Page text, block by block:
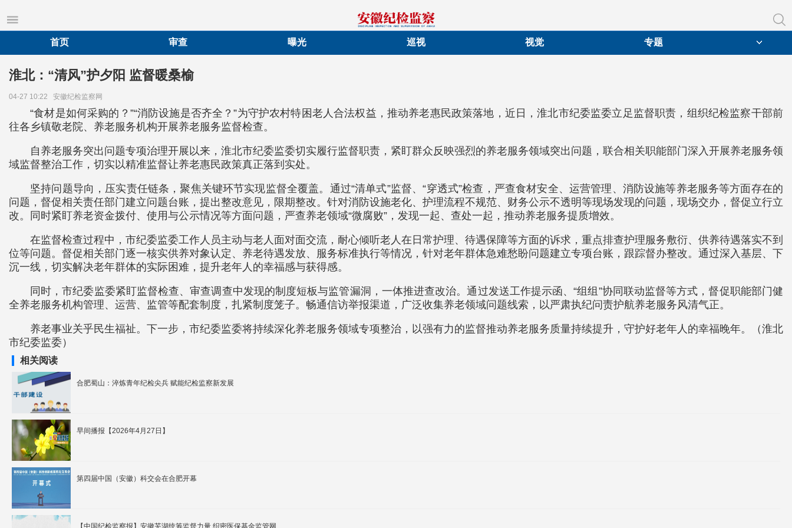
首页
审查 曝光 巡视 视觉 专题
淮北：“清风”护夕阳 监督暖桑榆
04-27 10:22 安徽纪检监察网
“食材是如何采购的？”“消防设施是否齐全？”为守护农村特困老人合法权益，推动养老惠民政策落地，近日，淮北市纪委监委立足监督职责，组织纪检监察干部前
往各乡镇敬老院、养老服务机构开展养老服务监督检查。
自养老服务突出问题专项治理开展以来，淮北市纪委监委切实履行监督职责，紧盯群众反映强烈的养老服务领域突出问题，联合相关职能部门深入开展养老服务领
域监督整治工作，切实以精准监督让养老惠民政策真正落到实处。
坚持问题导向，压实责任链条，聚焦关键环节实现监督全覆盖。通过“清单式”监督、“穿透式”检查，严查食材安全、运营管理、消防设施等养老服务等方面存在的
问题，督促相关责任部门建立问题台账，提出整改意见，限期整改。针对消防设施老化、护理流程不规范、财务公示不透明等现场发现的问题，现场交办，督促立行立
改。同时紧盯养老资金拨付、使用与公示情况等方面问题，严查养老领域“微腐败”，发现一起、查处一起，推动养老服务提质增效。
在监督检查过程中，市纪委监委工作人员主动与老人面对面交流，耐心倾听老人在日常护理、待遇保障等方面的诉求，重点排查护理服务敷衍、供养待遇落实不到
位等问题。督促相关部门逐一核实供养对象认定、养老待遇发放、服务标准执行等情况，针对老年群体急难愁盼问题建立专项台账，跟踪督办整改。通过深入基层、下
沉一线，切实解决老年群体的实际困难，提升老年人的幸福感与获得感。
同时，市纪委监委紧盯监督检查、审查调查中发现的制度短板与监管漏洞，一体推进查改治。通过发送工作提示函、“组组”协同联动监督等方式，督促职能部门健
全养老服务机构管理、运营、监管等配套制度，扎紧制度笼子。畅通信访举报渠道，广泛收集养老领域问题线索，以严肃执纪问责护航养老服务风清气正。
养老事业关乎民生福祉。下一步，市纪委监委将持续深化养老服务领域专项整治，以强有力的监督推动养老服务质量持续提升，守护好老年人的幸福晚年。（淮北
市纪委监委）
相关阅读
合肥蜀山：淬炼青年纪检尖兵 赋能纪检监察新发展
早间播报【2026年4月27日】
第四届中国（安徽）科交会在合肥开幕
【中国纪检监察报】安徽芜湖统筹监督力量 织密医保基金监管网